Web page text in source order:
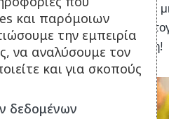
προβολή” για να μοιραστείτε
το άτομο που τραβάει τη
εγγραφή βίντεο κατά τη λήψη!
και παρόμοιων
την εμπειρία
να αναλύσουμε τον
και για σκοπούς
δεδομένων